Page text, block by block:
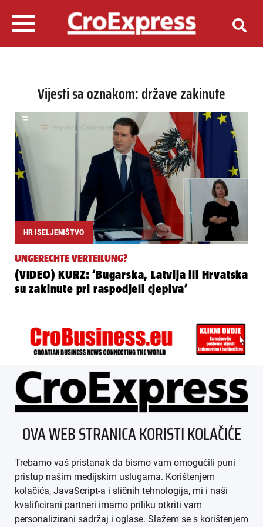
Vijesti sa oznakom: države zakinute
HR ISELJENIŠTVO
UNGERECHTE VERTEILUNG?
(VIDEO) KURZ: ‘Bugarska, Latvija ili Hrvatska
su zakinute pri raspodjeli cjepiva’
ÜBER UNS
IMPRESSUM
AGB
DATENSCHUTZ
OVA WEB STRANICA KORISTI KOLAČIĆE
Trebamo vaš pristanak da bismo vam omogućili puni
pristup našim medijskim uslugama. Korištenjem
kolačića, JavaScript-a i sličnih tehnologija, mi i naši
kvalificirani partneri imamo priliku otkriti vam
personalizirani sadržaj i oglase. Slažem se s korištenjem